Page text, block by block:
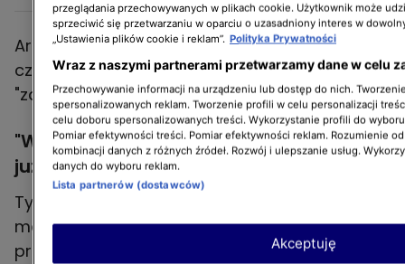
Architekt podkreślił, że takie "odwiedziny"
często kończyły się pozdrowieniami lub...
"zdjęciem dla żony".
"Weekendowa metamorfoza" - sezon 6.
już w emisji!
Tymczasem, kolejny sezon "Weekendowej
metamorfozy", z Krzysztofem Miruciem w roli
prowadzącego, wkroczył już na ekrany
przeglądania przechowywanych w plikach cookie. Użytkownik może
sprzeciwić się przetwarzaniu w oparciu o uzasadniony interes w
„Ustawienia plików cookie i reklam”. Polityka Prywatności
Wraz z naszymi partnerami przetwarzamy dane w celu
Przechowywanie informacji na urządzeniu lub dostęp do nich.
spersonalizowanych reklam. Tworzenie profili w celu personalizacji
celu doboru spersonalizowanych treści. Wykorzystanie profili do
Pomiar efektywności treści. Pomiar efektywności reklam. Rozumienie
kombinacji danych z różnych źródeł. Rozwój i ulepszanie usług.
danych do wyboru reklam.
Lista partnerów (dostawców)
Akceptuję